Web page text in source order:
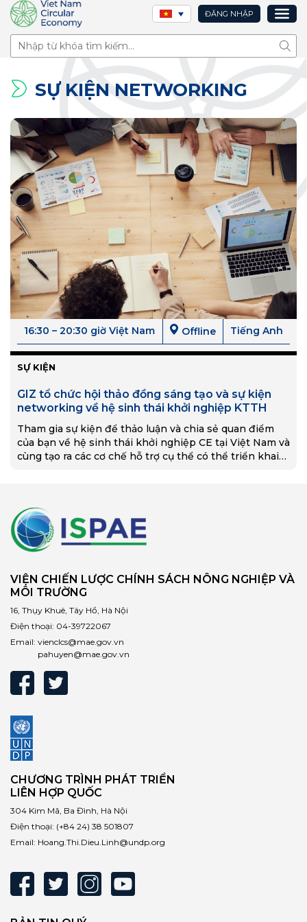
ĐĂNG NHẬP
Tìm
SỰ KIỆN NETWORKING
16:30 – 20:30 giờ Việt Nam Offline Tiếng Anh
SỰ KIỆN
GIZ tổ chức hội thảo đồng sáng tạo và sự kiện
networking về hệ sinh thái khởi nghiệp KTTH
Tham gia sự kiện để thảo luận và chia sẻ quan điểm
của bạn về hệ sinh thái khởi nghiệp CE tại Việt Nam và
cùng tạo ra các cơ chế hỗ trợ cụ thể có thể triển khai
VIỆN CHIẾN LƯỢC CHÍNH SÁCH NÔNG NGHIỆP VÀ
MÔI TRƯỜNG
16, Thụy Khuê, Tây Hồ, Hà Nội
Điện thoại: 04-39722067
Email: vienclcs@mae.gov.vn
pahuyen@mae.gov.vn
CHƯƠNG TRÌNH PHÁT TRIỂN
LIÊN HỢP QUỐC
304 Kim Mã, Ba Đình, Hà Nội
Điện thoại: (+84 24) 38 501807
Email: Hoang.Thi.Dieu.Linh@undp.org